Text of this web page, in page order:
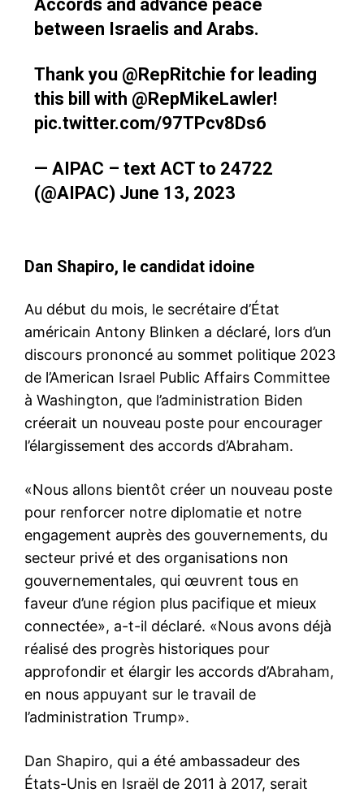
Accords and advance peace
between Israelis and Arabs.
Thank you @RepRitchie for leading
this bill with @RepMikeLawler!
pic.twitter.com/97TPcv8Ds6
— AIPAC – text ACT to 24722
(@AIPAC) June 13, 2023
Dan Shapiro, le candidat idoine
Au début du mois, le secrétaire d’État
américain Antony Blinken a déclaré, lors d’un
discours prononcé au sommet politique 2023
de l’American Israel Public Affairs Committee
à Washington, que l’administration Biden
créerait un nouveau poste pour encourager
l’élargissement des accords d’Abraham.
«Nous allons bientôt créer un nouveau poste
pour renforcer notre diplomatie et notre
engagement auprès des gouvernements, du
secteur privé et des organisations non
gouvernementales, qui œuvrent tous en
faveur d’une région plus pacifique et mieux
connectée», a-t-il déclaré. «Nous avons déjà
réalisé des progrès historiques pour
approfondir et élargir les accords d’Abraham,
en nous appuyant sur le travail de
l’administration Trump».
Dan Shapiro, qui a été ambassadeur des
États-Unis en Israël de 2011 à 2017, serait